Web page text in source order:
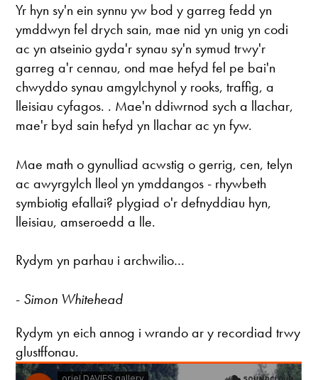
Yr hyn sy'n ein synnu yw bod y garreg fedd yn
ymddwyn fel drych sain, mae nid yn unig yn codi
ac yn atseinio gyda'r synau sy'n symud trwy'r
garreg a'r cennau, ond mae hefyd fel pe bai'n
chwyddo synau amgylchynol y rooks, traffig, a
lleisiau cyfagos. . Mae'n ddiwrnod sych a llachar,
mae'r byd sain hefyd yn llachar ac yn fyw.
Mae math o gynulliad acwstig o gerrig, cen, telyn
ac awyrgylch lleol yn ymddangos - rhywbeth
symbiotig efallai? plygiad o'r defnyddiau hyn,
lleisiau, amseroedd a lle.
Rydym yn parhau i archwilio…
- Simon Whitehead
Rydym yn eich annog i wrando ar y recordiad trwy
glustffonau.